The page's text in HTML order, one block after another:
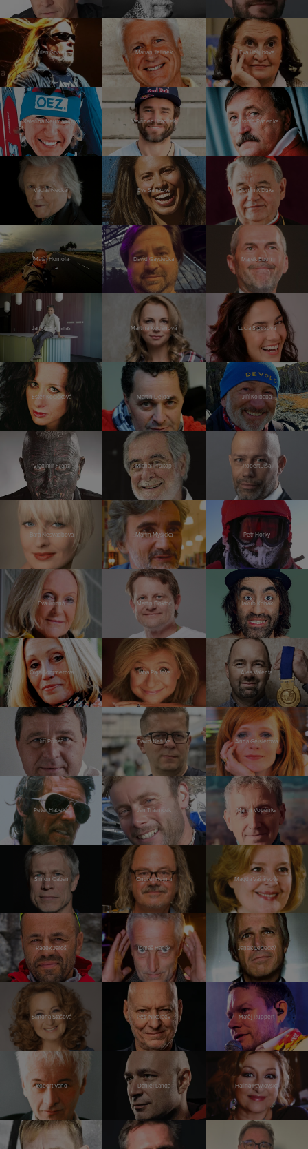
Milan Špalek Marian Jelínek Eva Holubová
Kateřina Neumannová Vavřinec Hradilek Antonín Panenka
Václav Neckář Eva Samková Dominik Duka
Matěj Homola David Gaydečka Marek Eben
Jannis Samaras Martina Kociánová Lucia Siposová
Ester Kočičková Martin Dejdar Jiří Kolbaba
Vladimír Franz Michal Prokop Robert Jíša
Bára Nesvadbová Martin Myšička Petr Horký
Eva Jiřičná Martin Doktor Jakub Kohák
Olga Sommerová Jana Paulová Aleš Valenta
Jiří Přibáň David Netuka Anna Geislerová
Peter Habeler Jan Trávníček Martin Vopěnka
Šimon Caban Ondřej Hejma Magda Vášáryová
Radek Jaroš Tomáš Hanák Janek Ledecký
Simona Stašová Petr Nikolaev Matěj Ruppert
Robert Vano Daniel Landa Halina Pawlovská